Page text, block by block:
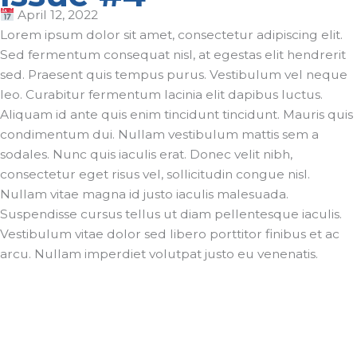
April 12, 2022
Lorem ipsum dolor sit amet, consectetur adipiscing elit.
Sed fermentum consequat nisl, at egestas elit hendrerit
sed. Praesent quis tempus purus. Vestibulum vel neque
leo. Curabitur fermentum lacinia elit dapibus luctus.
Aliquam id ante quis enim tincidunt tincidunt. Mauris quis
condimentum dui. Nullam vestibulum mattis sem a
sodales. Nunc quis iaculis erat. Donec velit nibh,
consectetur eget risus vel, sollicitudin congue nisl.
Nullam vitae magna id justo iaculis malesuada.
Suspendisse cursus tellus ut diam pellentesque iaculis.
Vestibulum vitae dolor sed libero porttitor finibus et ac
arcu. Nullam imperdiet volutpat justo eu venenatis.